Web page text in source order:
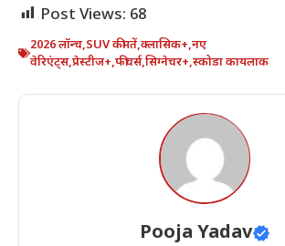
Post Views: 68
2026 लॉन्च,SUV कीमतें,क्लासिक+,नए
वेरिएंट्स,प्रेस्टीज+,फीचर्स,सिग्नेचर+,स्कोडा कायलाक
Pooja Yadav